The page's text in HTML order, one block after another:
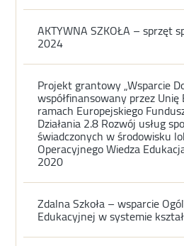
AKTYWNA SZKOŁA – sprzęt
2024
Projekt grantowy „Wsparcie
współfinansowany przez
ramach Europejskiego
Działania 2.8 Rozwój usług
świadczonych w środowisku
Operacyjnego Wiedza
2020
Zdalna Szkoła – wsparcie
Edukacyjnej w systemie